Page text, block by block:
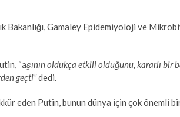
Bakanlığı, Gamaley Epidemiyoloji ve
“aşının oldukça etkili olduğunu, kararlı bir
geçti”dedi.
eden Putin, bunun dünya için çok önemli bir